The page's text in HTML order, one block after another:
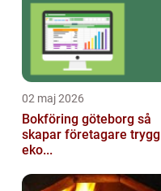
02 maj 2026
Bokföring göteborg så
skapar företagare trygg
eko...